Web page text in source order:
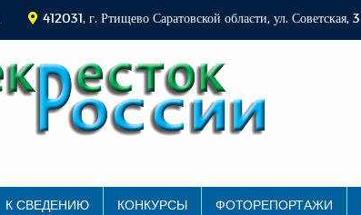
412031, г. Ртищево Саратовской области, ул. Советская, 3
К СВЕДЕНИЮ КОНКУРСЫ ФОТОРЕПОРТАЖИ